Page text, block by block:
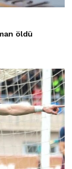
öldü